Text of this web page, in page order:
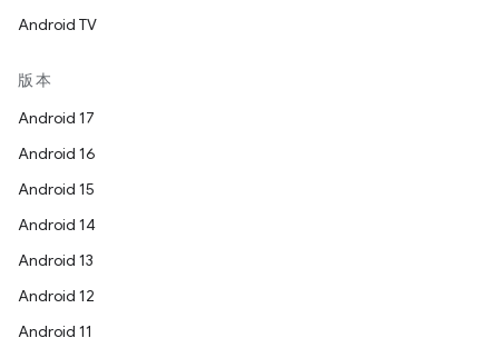
Android TV
版本
Android 17
Android 16
Android 15
Android 14
Android 13
Android 12
Android 11